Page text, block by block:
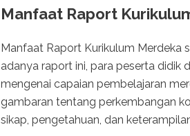
Manfaat Raport
Manfaat Raport Kurikulum Merdeka
adanya raport ini, para peserta didik
mengenai capaian pembelajaran
gambaran tentang perkembangan
sikap, pengetahuan, dan